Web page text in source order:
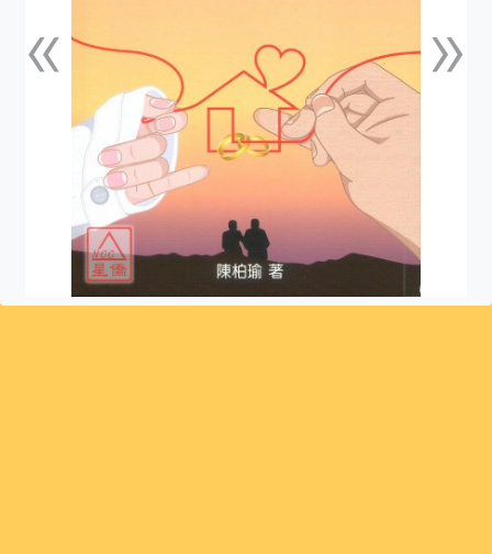
«上一張 »下一